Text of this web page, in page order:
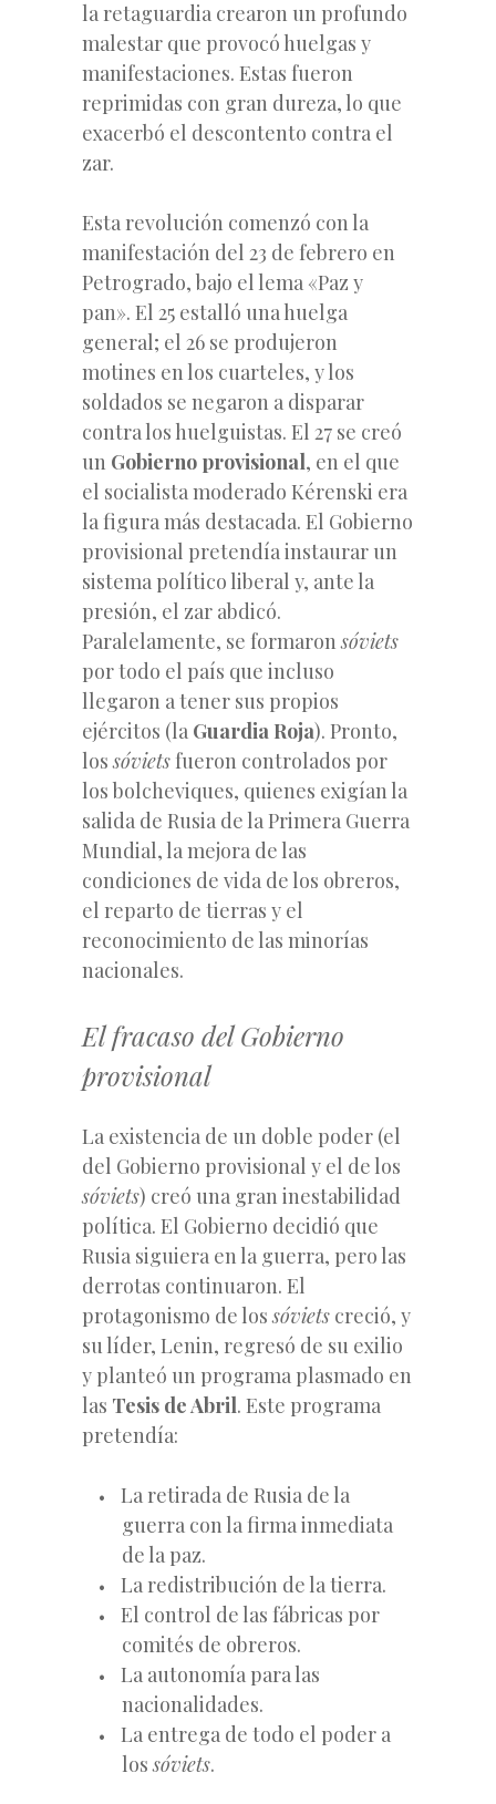
la retaguardia crearon un profundo
malestar que provocó huelgas y
manifestaciones. Estas fueron
reprimidas con gran dureza, lo que
exacerbó el descontento contra el
zar.
Esta revolución comenzó con la
manifestación del 23 de febrero en
Petrogrado, bajo el lema «Paz y
pan». El 25 estalló una huelga
general; el 26 se produjeron
motines en los cuarteles, y los
soldados se negaron a disparar
contra los huelguistas. El 27 se creó
un Gobierno provisional, en el que
el socialista moderado Kérenski era
la figura más destacada. El Gobierno
provisional pretendía instaurar un
sistema político liberal y, ante la
presión, el zar abdicó.
Paralelamente, se formaronsóviets
por todo el país que incluso
llegaron a tener sus propios
ejércitos (la Guardia Roja). Pronto,
lossóvietsfueron controlados por
los bolcheviques, quienes exigían la
salida de Rusia de la Primera Guerra
Mundial, la mejora de las
condiciones de vida de los obreros,
el reparto de tierras y el
reconocimiento de las minorías
nacionales.
El fracaso del Gobierno
provisional
La existencia de un doble poder (el
del Gobierno provisional y el de los
sóviets) creó una gran inestabilidad
política. El Gobierno decidió que
Rusia siguiera en la guerra, pero las
derrotas continuaron. El
protagonismo de lossóviets creció, y
su líder, Lenin, regresó de su exilio
y planteó un programa plasmado en
las Tesis de Abril. Este programa
pretendía:
La retirada de Rusia de la
guerra con la firma inmediata
de la paz.
La redistribución de la tierra.
El control de las fábricas por
comités de obreros.
La autonomía para las
nacionalidades.
La entrega de todo el poder a
lossóviets.